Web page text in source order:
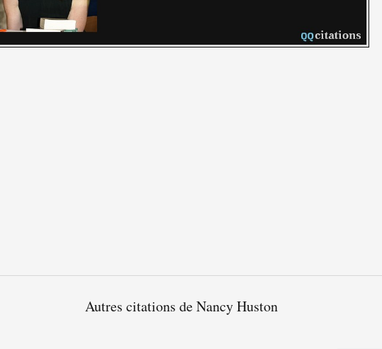
Autres citations de Nancy Huston